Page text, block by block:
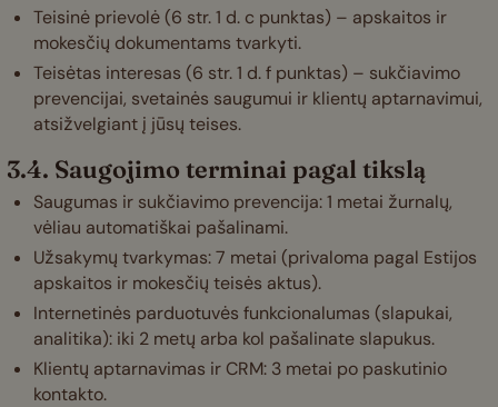
Teisinė prievolė (6 str. 1 d. c punktas) – apskaitos ir
mokesčių dokumentams tvarkyti.
Teisėtas interesas (6 str. 1 d. f punktas) – sukčiavimo
prevencijai, svetainės saugumui ir klientų aptarnavimui,
atsižvelgiant į jūsų teises.
3.4. Saugojimo terminai pagal tikslą
Saugumas ir sukčiavimo prevencija: 1 metai žurnalų,
vėliau automatiškai pašalinami.
Užsakymų tvarkymas: 7 metai (privaloma pagal Estijos
apskaitos ir mokesčių teisės aktus).
Internetinės parduotuvės funkcionalumas (slapukai,
analitika): iki 2 metų arba kol pašalinate slapukus.
Klientų aptarnavimas ir CRM: 3 metai po paskutinio
kontakto.